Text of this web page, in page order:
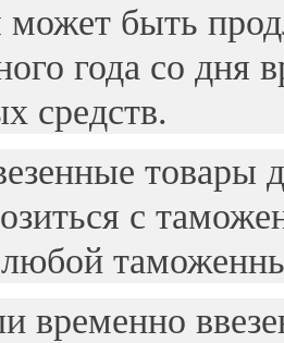
может быть
года со дня
средств.
товары
с
любой
временно